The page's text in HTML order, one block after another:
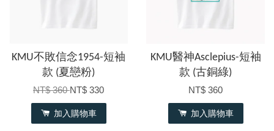
KMU不敗信念1954-短袖
款 (夏戀粉)
NT$ 360NT$ 330
加入購物車
KMU醫神Asclepius-短袖
款 (古銅綠)
NT$ 360
加入購物車